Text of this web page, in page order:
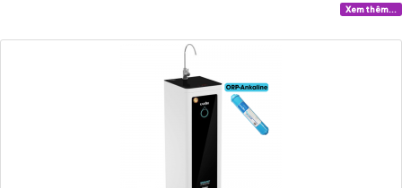
Xem thêm...